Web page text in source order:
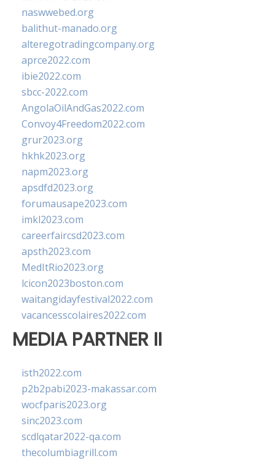
naswwebed.org
balithut-manado.org
alteregotradingcompany.org
aprce2022.com
ibie2022.com
sbcc-2022.com
AngolaOilAndGas2022.com
Convoy4Freedom2022.com
grur2023.org
hkhk2023.org
napm2023.org
apsdfd2023.org
forumausape2023.com
imkl2023.com
careerfaircsd2023.com
apsth2023.com
MedItRio2023.org
lcicon2023boston.com
waitangidayfestival2022.com
vacancesscolaires2022.com
MEDIA PARTNER II
isth2022.com
p2b2pabi2023-makassar.com
wocfparis2023.org
sinc2023.com
scdlqatar2022-qa.com
thecolumbiagrill.com